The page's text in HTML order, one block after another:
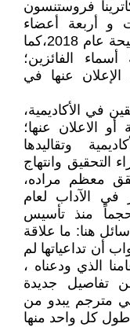
فروستنسون
و أربعة أعضاء
اخرين على الاستقالة ، إثر تفجر الفضيحة عام 2018،كما
الفائزين؛
عنها في
في الأكاديمية،
الاعلان عنها؛
وتقاليدها
التحقيق وانتهاج
معظم مراده،
في الآداب لعام
حجماً منذ تأسيس
هنا: ما علاقة
والجواب أن تداعياتها لم
الذي ودعناه ،
تفاصيل جديدة
مترجم يبدو من
طول كل واحد منها